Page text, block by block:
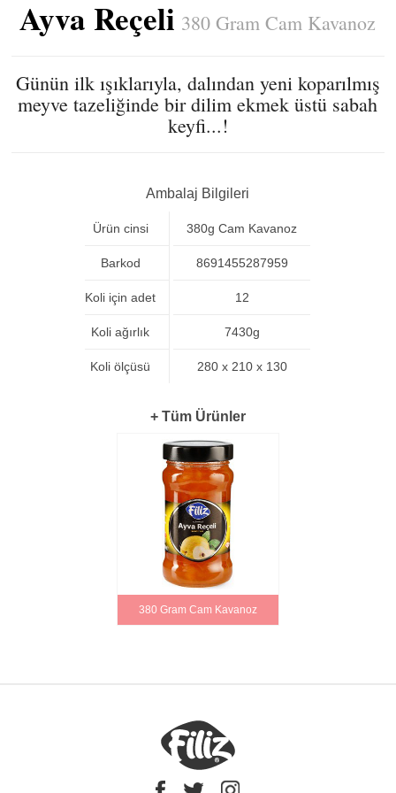
Ayva Reçeli 380 Gram Cam Kavanoz
Günün ilk ışıklarıyla, dalından yeni koparılmış
meyve tazeliğinde bir dilim ekmek üstü sabah
keyfi...!
Ambalaj Bilgileri
Ürün cinsi
Barkod
Koli için adet
Koli ağırlık
Koli ölçüsü
380g Cam Kavanoz
8691455287959
12
7430g
280 x 210 x 130
+ Tüm Ürünler
380 Gram Cam Kavanoz